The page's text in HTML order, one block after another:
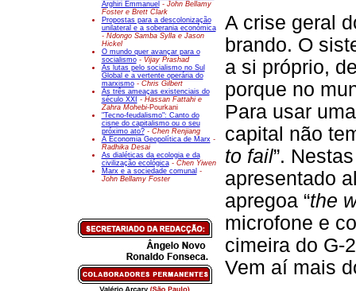
Arghiri Emmanuel - John Bellamy
Foster e Brett Clark
Propostas para a descolonização
unilateral e a soberania económica
- Ndongo Samba Sylla e Jason
Hickel
O mundo quer avançar para o
socialismo- Vijay Prashad
As lutas pelo socialismo no Sul
Global e a vertente operária do
marxismo- Chris Gilbert
As três ameaças existenciais do
século XXI - Hassan Fattahi e
Zahra Mohebi-Pourkani
"Tecno-feudalismo": Canto do
cisne do capitalismo ou o seu
próximo ato? - Chen Renjiang
A Economia Geopolítica de Marx-
Radhika Desai
As dialéticas da ecologia e da
civilização ecológica - Chen Yiwen
Marx e a sociedade comunal -
John Bellamy Foster
A crise geral
brando. O
a si próprio,
porque no
Para usar
capital não
to fail”.
apresentado
apregoa “the
microfone e
cimeira do G-
Vem aí mais